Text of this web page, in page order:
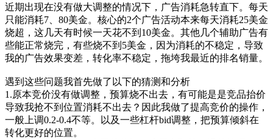
近期出现在没有做大调整的情况下，广告消耗急转直下。每天
只能消耗7、80美金。核心的2个广告活动本来每天消耗25美金
烧超，这几天有时候一天花不到10美金。其他几个辅助广告有
些能正常烧完，有些烧不到5美金，因为消耗的不稳定，导致
我的广告效果变差，转化率不稳定，拖垮我最近的排名销量。
遇到这些问题我首先做了以下的猜测和分析
1.原本竞价没有做调整，预算烧不出去，有可能是是竞品抬价
导致我抢不到位置消耗不出去？因此我做了提高竞价的操作，
一般上调0.2-0.4不等。以及一些杠杆bid调整，把预算倾斜在
转化更好的位置。